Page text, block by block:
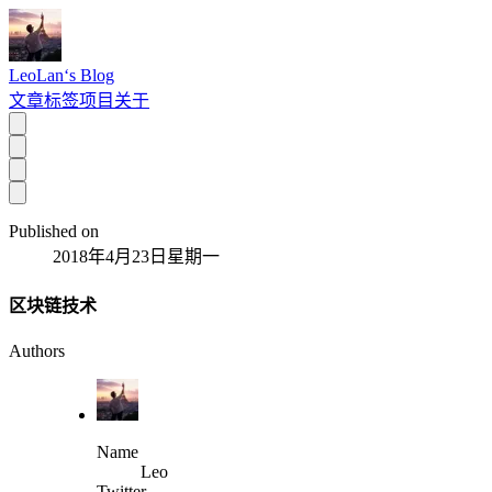
LeoLan‘s Blog
文章标签项目 关于
Published on
2018年4月23日星期一
区块链技术
Authors
Name
Leo